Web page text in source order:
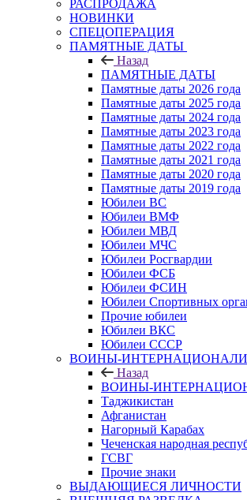
РАСПРОДАЖА
НОВИНКИ
СПЕЦОПЕРАЦИЯ
ПАМЯТНЫЕ ДАТЫ
Назад
ПАМЯТНЫЕ ДАТЫ
Памятные даты 2026 года
Памятные даты 2025 года
Памятные даты 2024 года
Памятные даты 2023 года
Памятные даты 2022 года
Памятные даты 2021 года
Памятные даты 2020 года
Памятные даты 2019 года
Юбилеи ВС
Юбилеи ВМФ
Юбилеи МВД
Юбилеи МЧС
Юбилеи Росгвардии
Юбилеи ФСБ
Юбилеи ФСИН
Юбилеи Спортивных
Прочие юбилеи
Юбилеи ВКС
Юбилеи СССР
ВОИНЫ-
Назад
ВОИНЫ-
Таджикистан
Афганистан
Нагорный Карабах
Чеченская народная
ГСВГ
Прочие знаки
ВЫДАЮЩИЕСЯ ЛИЧНОСТИ